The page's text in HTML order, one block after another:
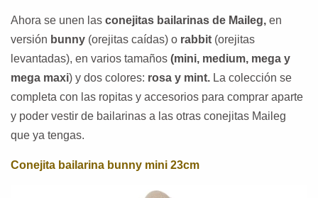
Ahora se unen las conejitas bailarinas de Maileg, en
versión bunny (orejitas caídas) o rabbit (orejitas
levantadas), en varios tamaños (mini, medium, mega y
mega maxi) y dos colores: rosa y mint. La colección se
completa con las ropitas y accesorios para comprar aparte
y poder vestir de bailarinas a las otras conejitas Maileg
que ya tengas.
Conejita bailarina bunny mini 23cm